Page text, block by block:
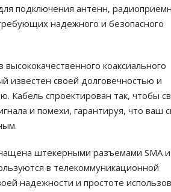
подключения антенн,
надежного и безопасного
высококачественного коаксиального
известен своей долговечностью и
Кабель спроектирован так, чтобы
и помехи, гарантируя, что ваш
штекерными разъемами SMA
в телекоммуникационной
надежности и простоте